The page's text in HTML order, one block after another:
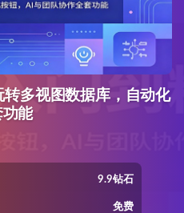
多视图数据库，自动化
能
9.9钻石
免费